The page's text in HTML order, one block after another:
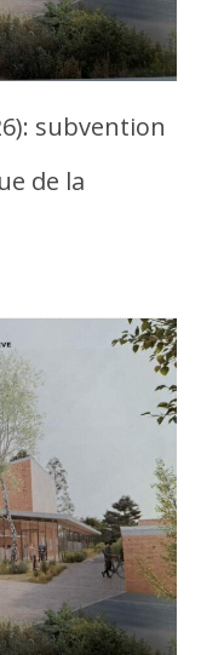
subvention
de la